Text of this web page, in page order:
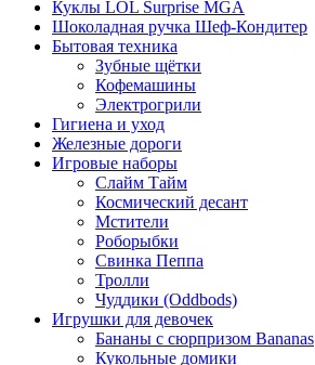
Куклы LOL Surprise MGA
Шоколадная ручка Шеф-Кондитер
Бытовая техника
Зубные щётки
Кофемашины
Электрогрили
Гигиена и уход
Железные дороги
Игровые наборы
Слайм Тайм
Космический десант
Мстители
Роборыбки
Свинка Пеппа
Тролли
Чуддики (Oddbods)
Игрушки для девочек
Бананы с сюрпризом Bananas
Кукольные домики